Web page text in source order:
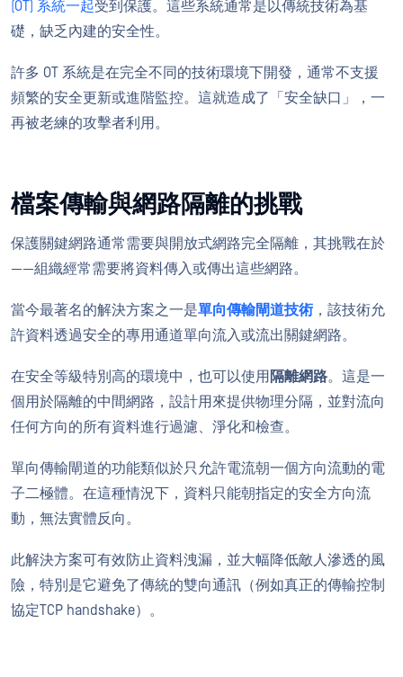
(OT) 系統一起受到保護。這些系統通常是以傳統技術為基
礎，缺乏內建的安全性。
許多 OT 系統是在完全不同的技術環境下開發，通常不支援
頻繁的安全更新或進階監控。這就造成了「安全缺口」，一
再被老練的攻擊者利用。
檔案傳輸與網路隔離的挑戰
保護關鍵網路通常需要與開放式網路完全隔離，其挑戰在於
——組織經常需要將資料傳入或傳出這些網路。
當今最著名的解決方案之一是單向傳輸閘道技術 ，該技術允
許資料透過安全的專用通道單向流入或流出關鍵網路。
在安全等級特別高的環境中，也可以使用 隔離網路。這是一
個用於隔離的中間網路，設計用來提供物理分隔，並對流向
任何方向的所有資料進行過濾、淨化和檢查。
單向傳輸閘道的功能類似於只允許電流朝一個方向流動的電
子二極體。在這種情況下，資料只能朝指定的安全方向流
動，無法實體反向。
此解決方案可有效防止資料洩漏，並大幅降低敵人滲透的風
險，特別是它避免了傳統的雙向通訊（例如真正的傳輸控制
協定TCP handshake）。